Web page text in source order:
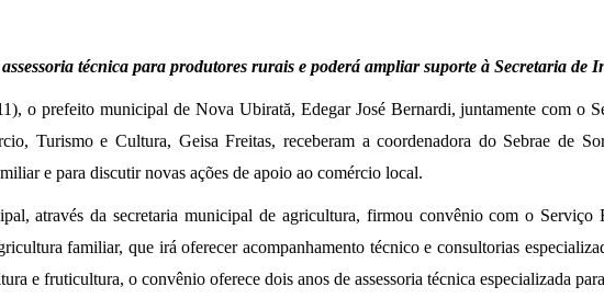
técnica para produtores rurais e poderá ampliar suporte à Secretaria
o prefeito municipal de Nova Ubirată, Edegar José Bernardi, juntamente com o
Turismo e Cultura, Geisa Freitas, receberam a coordenadora do Sebrae de
e para discutir novas ações de apoio ao comércio local.
através da secretaria municipal de agricultura, firmou convênio com o Serviço
familiar, que irá oferecer acompanhamento técnico e consultorias
e fruticultura, o convênio oferece dois anos de assessoria técnica especializada